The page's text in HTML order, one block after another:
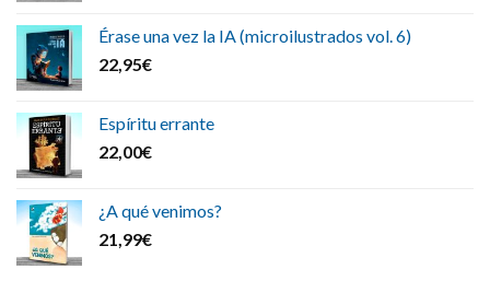
Érase una vez la IA (microilustrados vol. 6)
22,95€
Espíritu errante
22,00€
¿A qué venimos?
21,99€